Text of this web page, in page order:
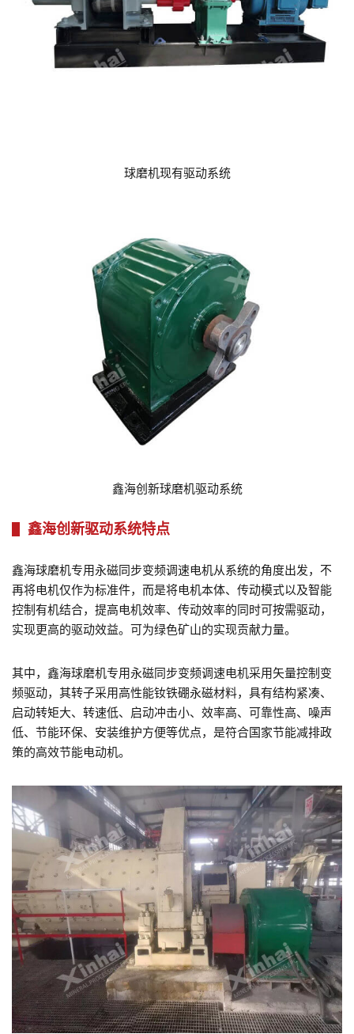
球磨机现有驱动系统
鑫海创新球磨机驱动系统
鑫海创新驱动系统特点
鑫海球磨机专用永磁同步变频调速电机从系统的角度出发，不
再将电机仅作为标准件，而是将电机本体、传动模式以及智能
控制有机结合，提高电机效率、传动效率的同时可按需驱动，
实现更高的驱动效益。可为绿色矿山的实现贡献力量。
其中，鑫海球磨机专用永磁同步变频调速电机采用矢量控制变
频驱动，其转子采用高性能钕铁硼永磁材料，具有结构紧凑、
启动转矩大、转速低、启动冲击小、效率高、可靠性高、噪声
低、节能环保、安装维护方便等优点，是符合国家节能减排政
策的高效节能电动机。